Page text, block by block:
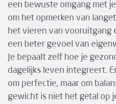
een bewuste omgang met
om het opmerken van
het vieren van vooruitgang
een beter gevoel van
Je bepaalt zelf hoe je
dagelijks leven integreert.
om perfectie, maar om
gewicht is niet het getal op